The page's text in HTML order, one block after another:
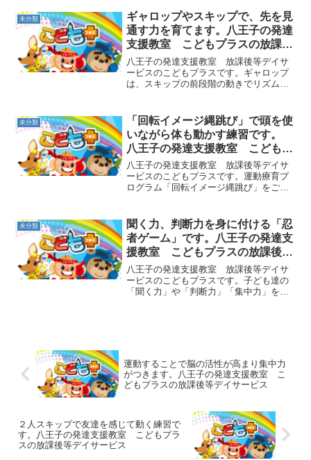
ぎてしまったという話もありますが、子
どもにとっての１年は、大...
未分類
ギャロップやスキップで、先を見
通す力を育てます。八王子の発達
支援教室 こどもプラスの放課後
等デイサービス
八王子の発達支援教室 放課後等デイサ
ービスのこどもプラスです。ギャロップ
は、スキップの前段階の動きでリズム感
要になるので、上半身と下半身の連動性
も高まり、足腰の力が鍛え...
未分類
「回転イメージ縄跳び」で頭を使
いながら体も動かす練習です。
八王子の発達支援教室 こどもプ
ラスの放課後等デイサービス
八王子の発達支援教室 放課後等デイサ
ービスのこどもプラスです。運動療育プ
ログラム「回転イメージ縄跳び」をご紹
します。１回跳ぶごとに９０度くらいず
つ回転していくイメージ...
未分類
聞く力、判断力を身に付ける「忍
者ゲーム」です。八王子の発達支
援教室 こどもプラスの放課後等
デイサービス
八王子の発達支援教室 放課後等デイサ
ービスのこどもプラスです。子ども達の
「聞く力」や「判断力」「集中力」を育
運動することで脳の活性が高まり集中力
がつきます。八王子の発達支援教室 こ
どもプラスの放課後等デイサービス
２人スキップで友達を感じて動く練習で
す。八王子の発達支援教室 こどもプラ
スの放課後等デイサービス